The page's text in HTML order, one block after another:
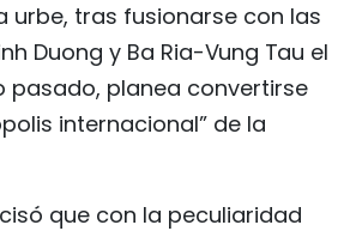
中文
FRANÇAIS
РУССКИЙ
urbe, tras fusionarse con las
Duong y Ba Ria-Vung Tau el
pasado, planea convertirse
internacional” de la
que con la peculiaridad